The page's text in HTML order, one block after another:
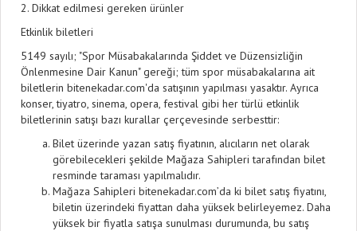
2. Dikkat edilmesi gereken ürünler
Etkinlik biletleri
5149 sayılı; "Spor Müsabakalarında Şiddet ve Düzensizliğin
Önlenmesine Dair Kanun" gereği; tüm spor müsabakalarına ait
biletlerin bitenekadar.com'da satışının yapılması yasaktır. Ayrıca
konser, tiyatro, sinema, opera, festival gibi her türlü etkinlik
biletlerinin satışı bazı kurallar çerçevesinde serbesttir:
Bilet üzerinde yazan satış fiyatının, alıcıların net olarak
görebilecekleri şekilde Mağaza Sahipleri tarafından bilet
resminde taraması yapılmalıdır.
Mağaza Sahipleri bitenekadar.com’da ki bilet satış fiyatını,
biletin üzerindeki fiyattan daha yüksek belirleyemez. Daha
yüksek bir fiyatla satışa sunulması durumunda, bu satış